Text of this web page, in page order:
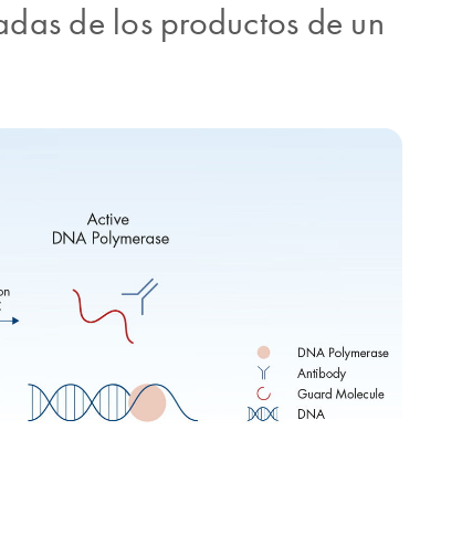
de los productos de un